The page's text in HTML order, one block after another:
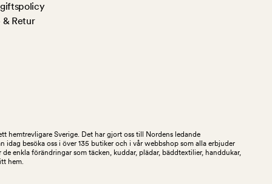
Retur
hemtrevligare Sverige. Det har gjort oss till Nordens ledande
idag besöka oss i över 135 butiker och i vår webbshop som alla erbjuder
enkla förändringar som täcken, kuddar, plädar, bäddtextilier, handdukar,
hem.